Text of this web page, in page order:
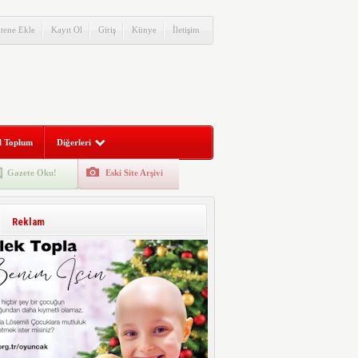
Ekle Kayıt Ol Giriş Künye İletişim
Toplum Diğerleri
Gazete Oku! Eski Site Arşivi
Reklam